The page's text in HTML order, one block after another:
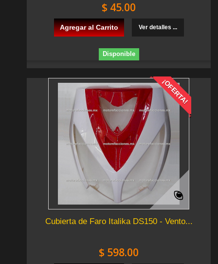
$ 45.00
Agregar al Carrito Ver detalles ...
Disponible
¡OFERTA!
Cubierta de Faro Italika DS150 - Vento...
$ 598.00